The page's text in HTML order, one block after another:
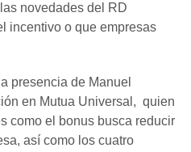
novedades del RD
incentivo o que empresas
presencia de Manuel
en Mutua Universal, quien
como el bonus busca reducir
así como los cuatro